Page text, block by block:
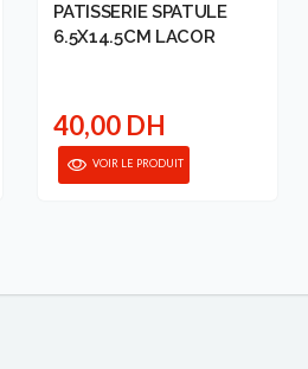
PATISSERIE SPATULE
6.5X14.5CM LACOR
40,00 DH
VOIR LE PRODUIT